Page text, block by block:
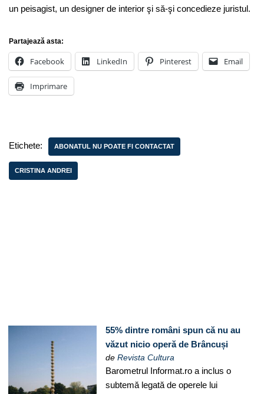
un peisagist, un designer de interior şi să-şi concedieze juristul.
Partajează asta:
Facebook LinkedIn Pinterest Email
Imprimare
Etichete: ABONATUL NU POATE FI CONTACTAT
CRISTINA ANDREI
55% dintre români spun că nu au
văzut nicio operă de Brâncuși
deRevista Cultura
Barometrul Informat.ro a inclus o
subtemă legată de operele lui